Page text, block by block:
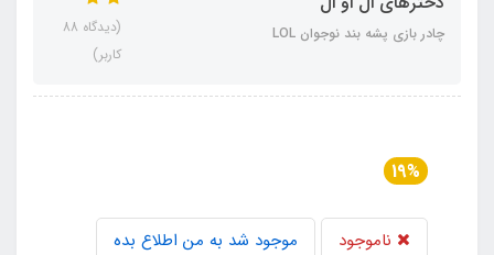
چادر بازی پشه‌ بند نوجوان LOL
(دیدگاه 88
کاربر)
19%
ناموجود موجود شد به من اطلاع بده